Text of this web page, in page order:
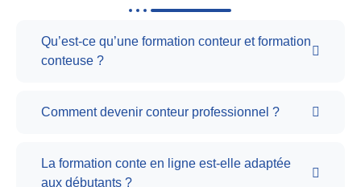
Qu’est-ce qu’une formation conteur et formation
conteuse ?
Comment devenir conteur professionnel ?
La formation conte en ligne est-elle adaptée
aux débutants ?